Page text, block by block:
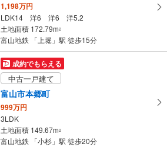
1,198万円
LDK14 洋6 洋6 洋5.2
土地面積 172.79m2
富山地鉄 「上堀」駅 徒歩15分
成約でもらえる
中古一戸建て
富山市本郷町
999万円
3LDK
土地面積 149.67m2
富山地鉄 「小杉」駅 徒歩20分